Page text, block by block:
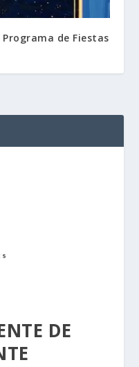
Programa de Fiestas
DE